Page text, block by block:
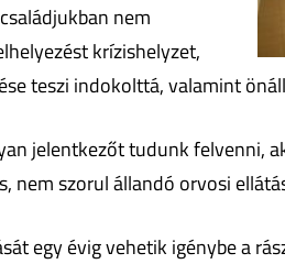
nem
krízishelyzet,
teszi indokolttá, valamint
jelentkezőt tudunk felvenni,
nem szorul állandó orvosi
egy évig vehetik igénybe a